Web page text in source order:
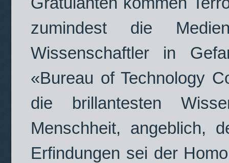
zumindest die
Wissenschaftler in
«Bureau of Technology
die brillantesten
Menschheit, angeblich,
Erfindungen sei der